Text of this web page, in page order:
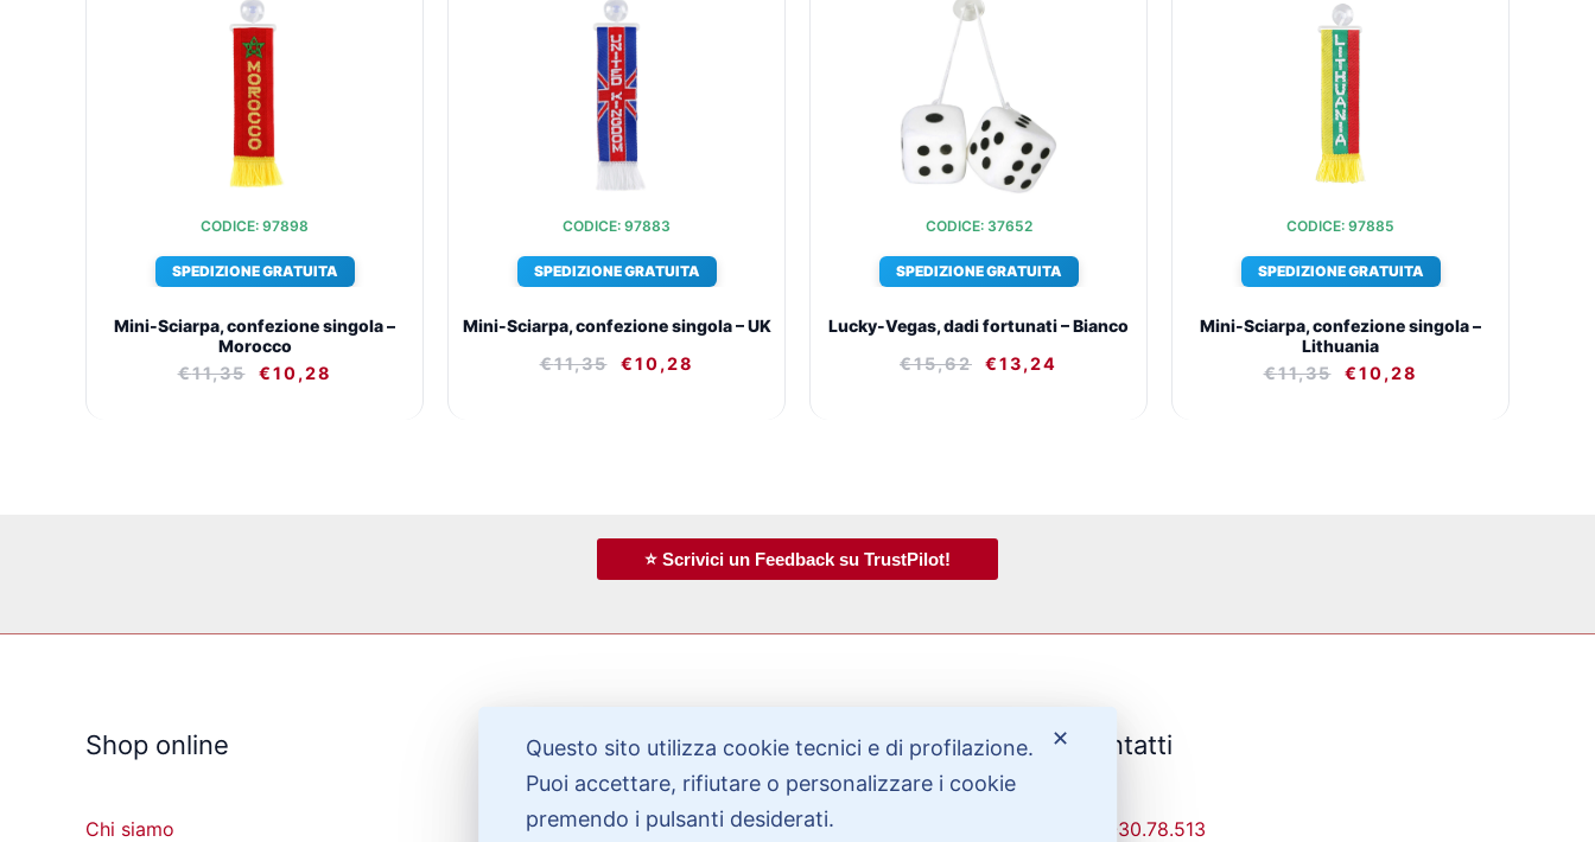
CODICE: 97898
SPEDIZIONE GRATUITA
Mini-Sciarpa, confezione singola –
Morocco
€11,35
PREZZO
ORIGINALE
ERA:
€11,35.
€10,28
CODICE: 97883
SPEDIZIONE GRATUITA
Mini-Sciarpa, confezione singola – UK
€11,35
PREZZO
ORIGINALE
ERA:
€11,35.
€10,28
CODICE: 37652
SPEDIZIONE GRATUITA
Lucky-Vegas, dadi fortunati – Bianco
€15,62
PREZZO
ORIGINALE
ERA:
€15,62.
€13,24
CODICE: 97885
SPEDIZIONE GRATUITA
Mini-Sciarpa, confezione singola –
Lithuania
€11,35
PREZZO
ORIGINALE
ERA:
€11,35.
€10,28
⭐ Scrivici un Feedback su TrustPilot!
Shop online
Chi siamo
Bisogno di aiuto?
Contattaci
Contatti
329-30.78.513
✕
Questo sito utilizza cookie tecnici e di profilazione.
Puoi accettare, rifiutare o personalizzare i cookie
premendo i pulsanti desiderati.